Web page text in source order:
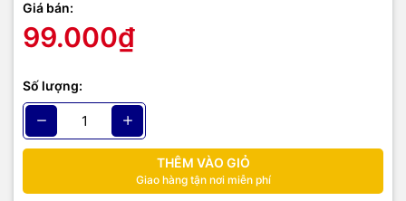
Giá bán:
99.000₫
Số lượng:
THÊM VÀO GIỎ
Giao hàng tận nơi miễn phí